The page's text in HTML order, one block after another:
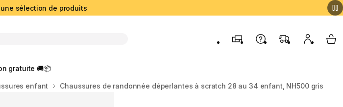
une sélection de produits
MagasinsContactez-nous
FAQ Mon My
gratuite 🚚📦
enfant Chaussures de randonnée déperlantes à scratch 28 au 34 enfant, NH500 gris